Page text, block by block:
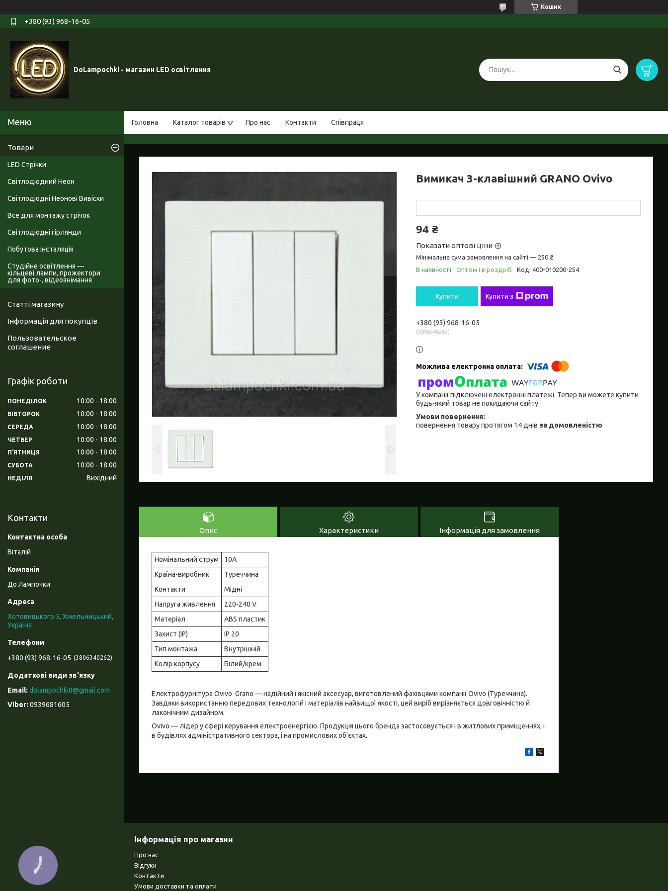
Кошик
+380 (93) 968-16-05
DoLampochki - магазин LED освітлення
Головна Каталог товарів Про нас Контакти Співпраця
Вимикач 3-клавішний GRANO Ovivo
94 ₴
Показати оптові ціни
Мінімальна сума замовлення на сайті — 250 ₴
В наявності
Оптом і в роздріб Код: 400-010200-254
Купити Купити з
+380 (93) 968-16-05
3806340262
У компанії підключені електронні платежі. Тепер ви можете купити
будь-який товар не покидаючи сайту.
повернення товару протягом 14 днів за домовленістю
Опис Характеристики Інформація для замовлення
Номінальний струм
10А
Країна-виробник
Туреччина
Контакти
Мідні
Напруга живлення
220-240 V
Матеріал
ABS пластик
Захист (ІР)
IP 20
Тип монтажа
Внутрішній
Колір корпусу
Білий/крем
Електрофурнітура Ovivo Grano — надійний і якісний аксесуар, виготовлений фахівцями компанії Ovivo (Туреччина).
Завдяки використанню передових технологій і матеріалів найвищої якості, цей виріб вирізняється довговічністю й
лаконічним дизайном.
Ovivo — лідер у сфері керування електроенергією. Продукція цього бренда застосовується і в житлових приміщеннях, і
в будівлях адміністративного сектора, і на промислових об'єктах.
Товари
LED Стрічки
Світлодіодний Неон
Світлодіодні Неонові Вивіски
Все для монтажу стрічок
Світлодіодні гірлянди
Побутова інсталяція
Студійне освітлення —
кільцеві лампи, прожектори
для фото-, відеознімання
Статті магазину
Інформація для покупців
Пользовательское
соглашение
Графік роботи
ПОНЕДІЛОК 10:00 18:00
ВІВТОРОК 10:00 18:00
СЕРЕДА 10:00 18:00
ЧЕТВЕР 10:00 18:00
ПʼЯТНИЦЯ 10:00 18:00
СУБОТА 10:00 18:00
НЕДІЛЯ Вихідний
Контакти
Віталій
До Лампочки
Хотовицького 5, Хмельницький,
Україна
+380 (93) 968-16-05 3806340262
dolampochki0@gmail.com
0939681605
Інформація про магазин
Про нас
Відгуки
Контакти
Умови доставки та оплати
КНОПКА
ЗВ'ЯЗКУ